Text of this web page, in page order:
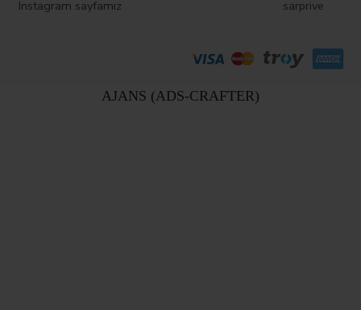
Instagram sayfamız sarprive
AJANS (ADS-CRAFTER)